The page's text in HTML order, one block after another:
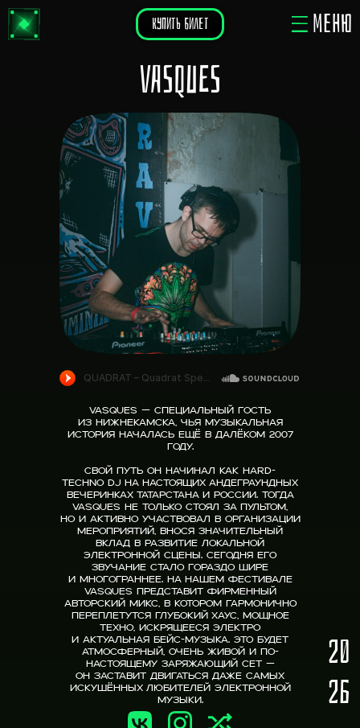
20
26
МЕНЮ
КУПИТЬ БИЛЕТ
Vasques
Vasques — специальный гость
из Нижнекамска, чья музыкальная
история началась ещё в далёком 2007
году.
Свой путь он начинал как hard-
techno DJ на настоящих андеграундных
вечеринках Татарстана и России. Тогда
Vasques не только стоял за пультом,
но и активно участвовал в организации
мероприятий, внося значительный
вклад в развитие локальной
электронной сцены. Сегодня его
звучание стало гораздо шире
и многограннее. На нашем фестивале
Vasques представит фирменный
авторский микс, в котором гармонично
переплетутся глубокий хаус, мощное
техно, искрящееся электро
и актуальная бейс-музыка. Это будет
атмосферный, очень живой и по-
настоящему заряжающий сет —
он заставит двигаться даже самых
искушённых любителей электронной
музыки.